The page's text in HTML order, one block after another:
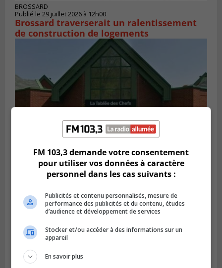
BROSSARD
Publié le 29 juillet 2026 à 12h00
Brossard traverserait un ralentissement
de construction de logements
VIEUX-LONGUEUIL
Publié le 28 juillet 2026 à 07h44
La Tablée des chefs obtient un appui
financier pour poursuivre sa mission
FM 103,3 demande votre consentement
pour utiliser vos données à caractère
personnel dans les cas suivants :
Publicités et contenu personnalisés, mesure de
performance des publicités et du contenu, études
d’audience et développement de services
Stocker et/ou accéder à des informations sur un
appareil
En savoir plus